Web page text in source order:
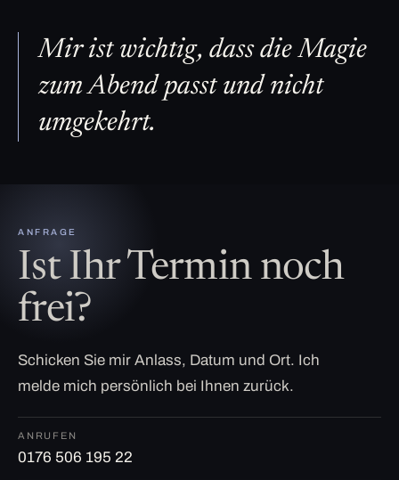
Mir ist wichtig, dass die Magie
zum Abend passt und nicht
umgekehrt.
ANFRAGE
Ist Ihr Termin noch
frei?
Schicken Sie mir Anlass, Datum und Ort. Ich
melde mich persönlich bei Ihnen zurück.
ANRUFEN
0176 506 195 22